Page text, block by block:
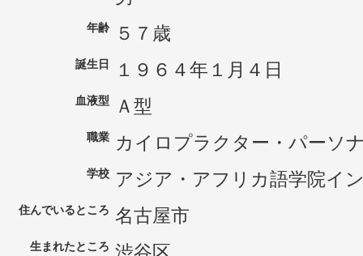
年齢 ５７歳
誕生日 １９６４年１月４日
血液型 Ａ型
職業 カイロプラクター・パーソ
学校 アジア・アフリカ語学院イ
住んでいるところ 名古屋市
生まれたところ